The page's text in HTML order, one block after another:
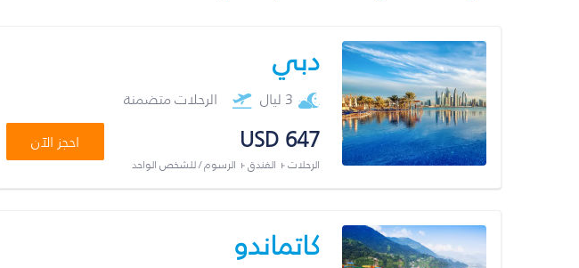
دبي
3 ليال الرحلات متضمنة
USD 647
الرحلات + الفندق + الرسوم / للشخص الواحد
احجز الآن
كاتماندو